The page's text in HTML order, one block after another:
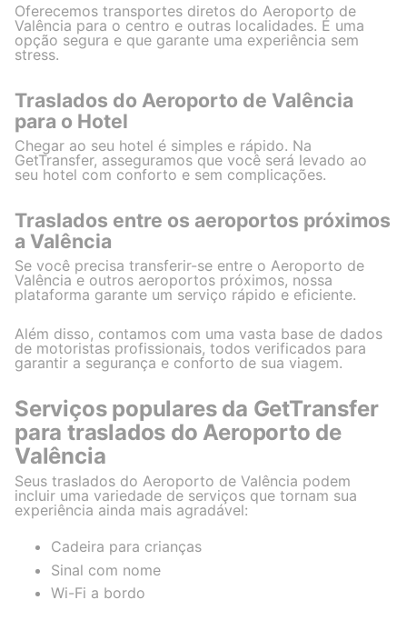
Oferecemos transportes diretos do Aeroporto de
Valência para o centro e outras localidades. É uma
opção segura e que garante uma experiência sem
stress.
Traslados do Aeroporto de Valência
para o Hotel
Chegar ao seu hotel é simples e rápido. Na
GetTransfer, asseguramos que você será levado ao
seu hotel com conforto e sem complicações.
Traslados entre os aeroportos próximos
a Valência
Se você precisa transferir-se entre o Aeroporto de
Valência e outros aeroportos próximos, nossa
plataforma garante um serviço rápido e eficiente.
Além disso, contamos com uma vasta base de dados
de motoristas profissionais, todos verificados para
garantir a segurança e conforto de sua viagem.
Serviços populares da GetTransfer
para traslados do Aeroporto de
Valência
Seus traslados do Aeroporto de Valência podem
incluir uma variedade de serviços que tornam sua
experiência ainda mais agradável:
Cadeira para crianças
Sinal com nome
Wi-Fi a bordo